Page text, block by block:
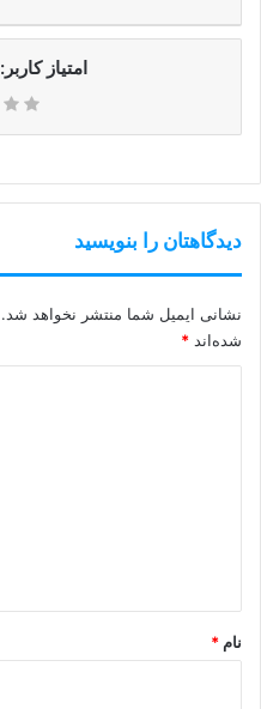
امتیاز کاربر:
دیدگاهتان را بنویسید
نشانی ایمیل شما منتشر نخواهد شد.
شده‌اند *
نام *